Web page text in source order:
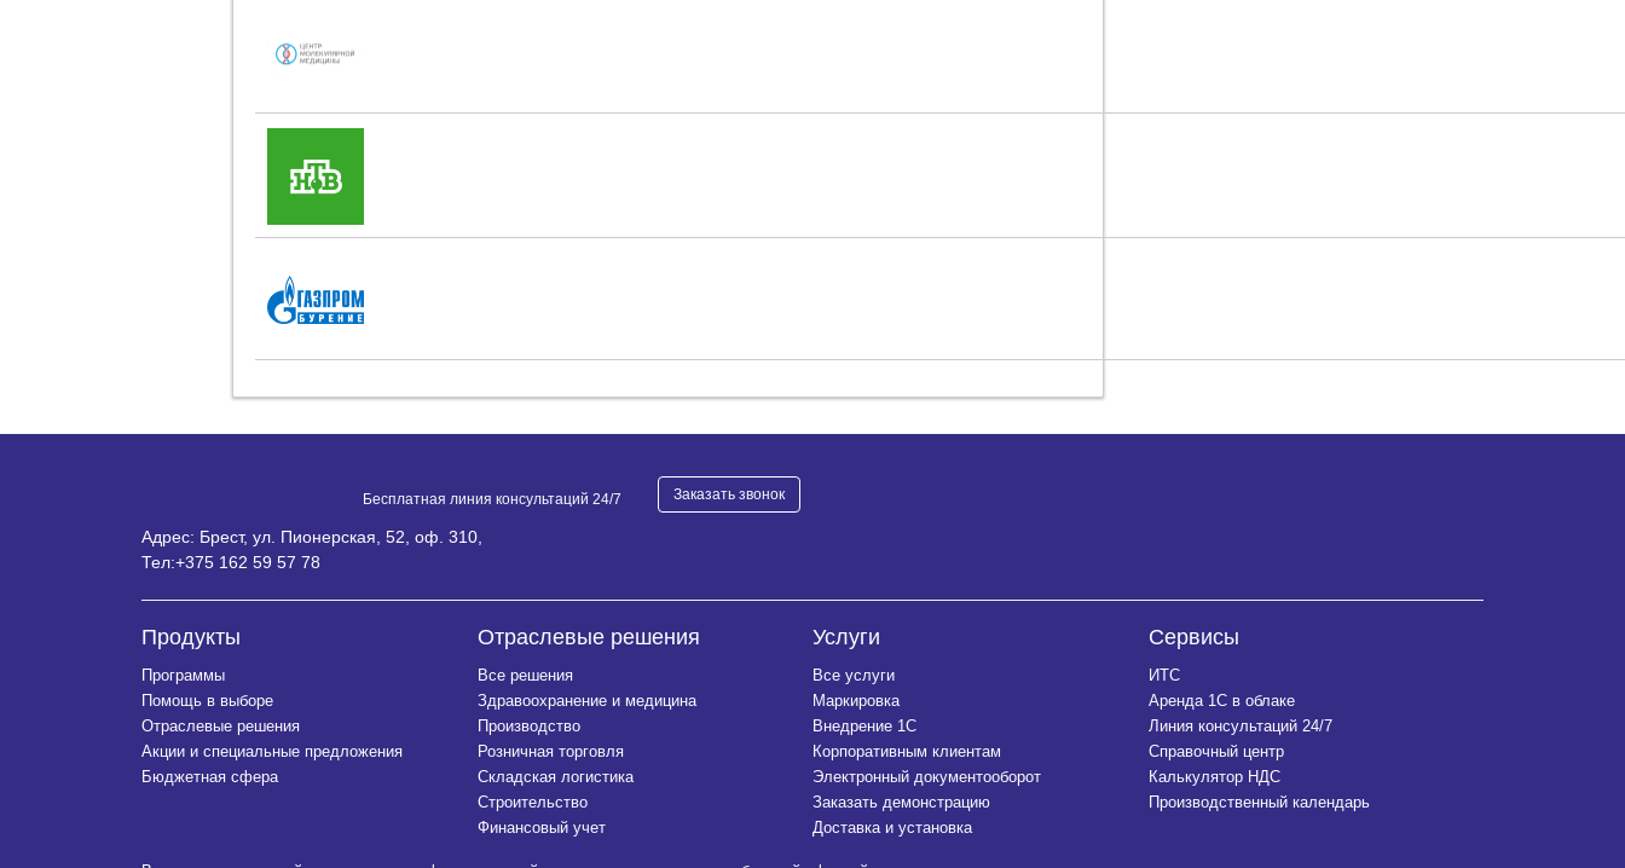
Бесплатная линия консультаций 24/7 Заказать звонок
Адрес: Брест, ул. Пионерская, 52, оф. 310,
Тел:+375 162 59 57 78
Продукты
Программы
Помощь в выборе
Отраслевые решения
Акции и специальные предложения
Бюджетная сфера
Отраслевые решения
Все решения
Здравоохранение и медицина
Производство
Розничная торговля
Складская логистика
Строительство
Финансовый учет
Услуги
Все услуги
Маркировка
Внедрение 1С
Корпоративным клиентам
Электронный документооборот
Заказать демонстрацию
Доставка и установка
Сервисы
ИТС
Аренда 1С в облаке
Линия консультаций 24/7
Справочный центр
Калькулятор НДС
Производственный календарь